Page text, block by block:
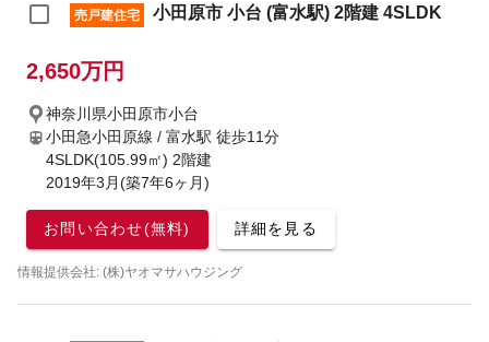
売戸建住宅 小田原市 小台 (富水駅) 2階建 4SLDK
2,650万円
神奈川県小田原市小台
小田急小田原線 / 富水駅 徒歩11分
4SLDK(105.99㎡) 2階建
2019年3月(築7年6ヶ月)
お問い合わせ(無料) 詳細を見る
情報提供会社: (株)ヤオマサハウジング